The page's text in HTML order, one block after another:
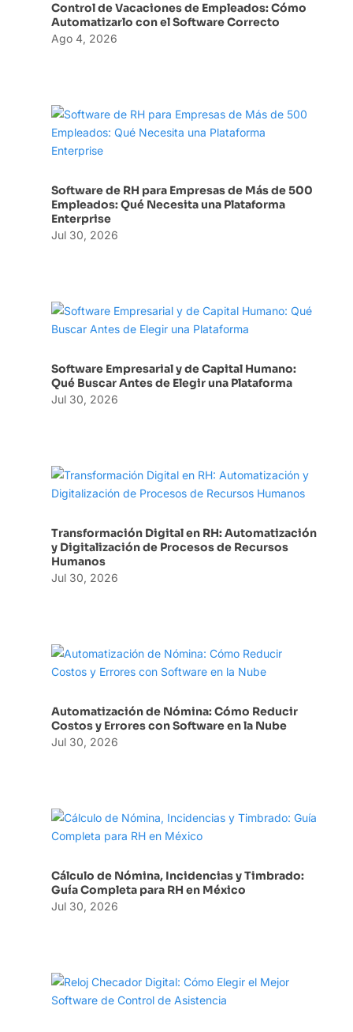
Control de Vacaciones de Empleados: Cómo
Automatizarlo con el Software Correcto
Ago 4, 2026
Software de RH para Empresas de Más de 500
Empleados: Qué Necesita una Plataforma
Enterprise
Jul 30, 2026
Software Empresarial y de Capital Humano:
Qué Buscar Antes de Elegir una Plataforma
Jul 30, 2026
Transformación Digital en RH: Automatización
y Digitalización de Procesos de Recursos
Humanos
Jul 30, 2026
Automatización de Nómina: Cómo Reducir
Costos y Errores con Software en la Nube
Jul 30, 2026
Cálculo de Nómina, Incidencias y Timbrado:
Guía Completa para RH en México
Jul 30, 2026